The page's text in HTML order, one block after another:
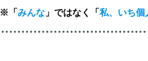
※「 みんな」 ではなく 「 私、いち個